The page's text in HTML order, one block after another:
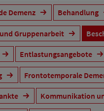
Demenz Behandlung
Gruppenarbeit
Entlastungsangebote
Frontotemporale
Kommunikation